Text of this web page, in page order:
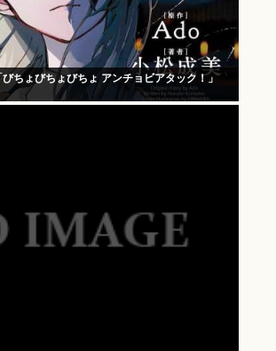
ちょびちょびちょ アンチョビアタック！」